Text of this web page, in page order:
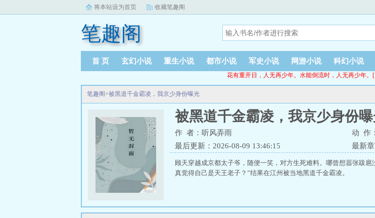
将本站设为首页 收藏笔趣阁
笔趣阁
首 页 玄幻小说 重生小说 都市小说 军史小说 网游小说 科幻小说
花有重开日，人无再少年。水能倒流时，人无再少年。[
笔趣阁>被黑道千金霸凌，我京少身份曝光
被黑道千金霸凌，我京少身份
作 者：听风弄雨 动 作：
最后更新：2026-08-09 13:46:15
最新章
顾天穿越成京都太子爷，随便一笑，对方生死难料。哪曾想嚣
真觉得自己是天王老子？”结果在江州被当地黑道千金霸凌。 “